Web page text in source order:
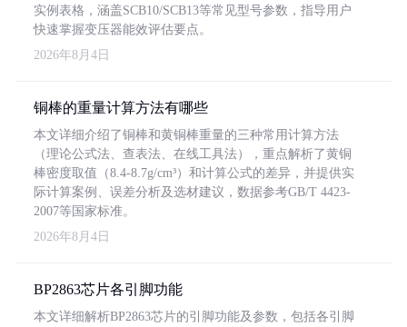
实例表格，涵盖SCB10/SCB13等常见型号参数，指导用户
快速掌握变压器能效评估要点。
2026年8月4日
铜棒的重量计算方法有哪些
本文详细介绍了铜棒和黄铜棒重量的三种常用计算方法
（理论公式法、查表法、在线工具法），重点解析了黄铜
棒密度取值（8.4-8.7g/cm³）和计算公式的差异，并提供实
际计算案例、误差分析及选材建议，数据参考GB/T 4423-
2007等国家标准。
2026年8月4日
BP2863芯片各引脚功能
本文详细解析BP2863芯片的引脚功能及参数，包括各引脚